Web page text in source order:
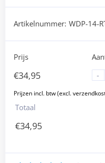
Artikelnummer: WDP-14-
Prijs
€34,95
-
Totaal
€34,95